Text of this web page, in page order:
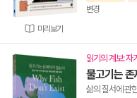
미리보기
변경
읽기의 계보: 자
물고기는
삶의 질서에 관